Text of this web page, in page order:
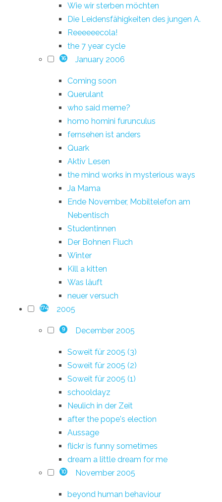
Wie wir sterben möchten
Die Leidensfähigkeiten des jungen A.
Reeeeeecola!
the 7 year cycle
16 January 2006
Coming soon
Querulant
who said meme?
homo homini furunculus
fernsehen ist anders
Quark
Aktiv Lesen
the mind works in mysterious ways
Ja Mama
Ende November, Mobiltelefon am
Nebentisch
Studentinnen
Der Bohnen Fluch
Winter
Kill a kitten
Was läuft
neuer versuch
174 2005
9 December 2005
Soweit für 2005 (3)
Soweit für 2005 (2)
Soweit für 2005 (1)
schooldayz
Neulich in der Zeit
after the pope's election
Aussage
flickr is funny sometimes
dream a little dream for me
10 November 2005
beyond human behaviour